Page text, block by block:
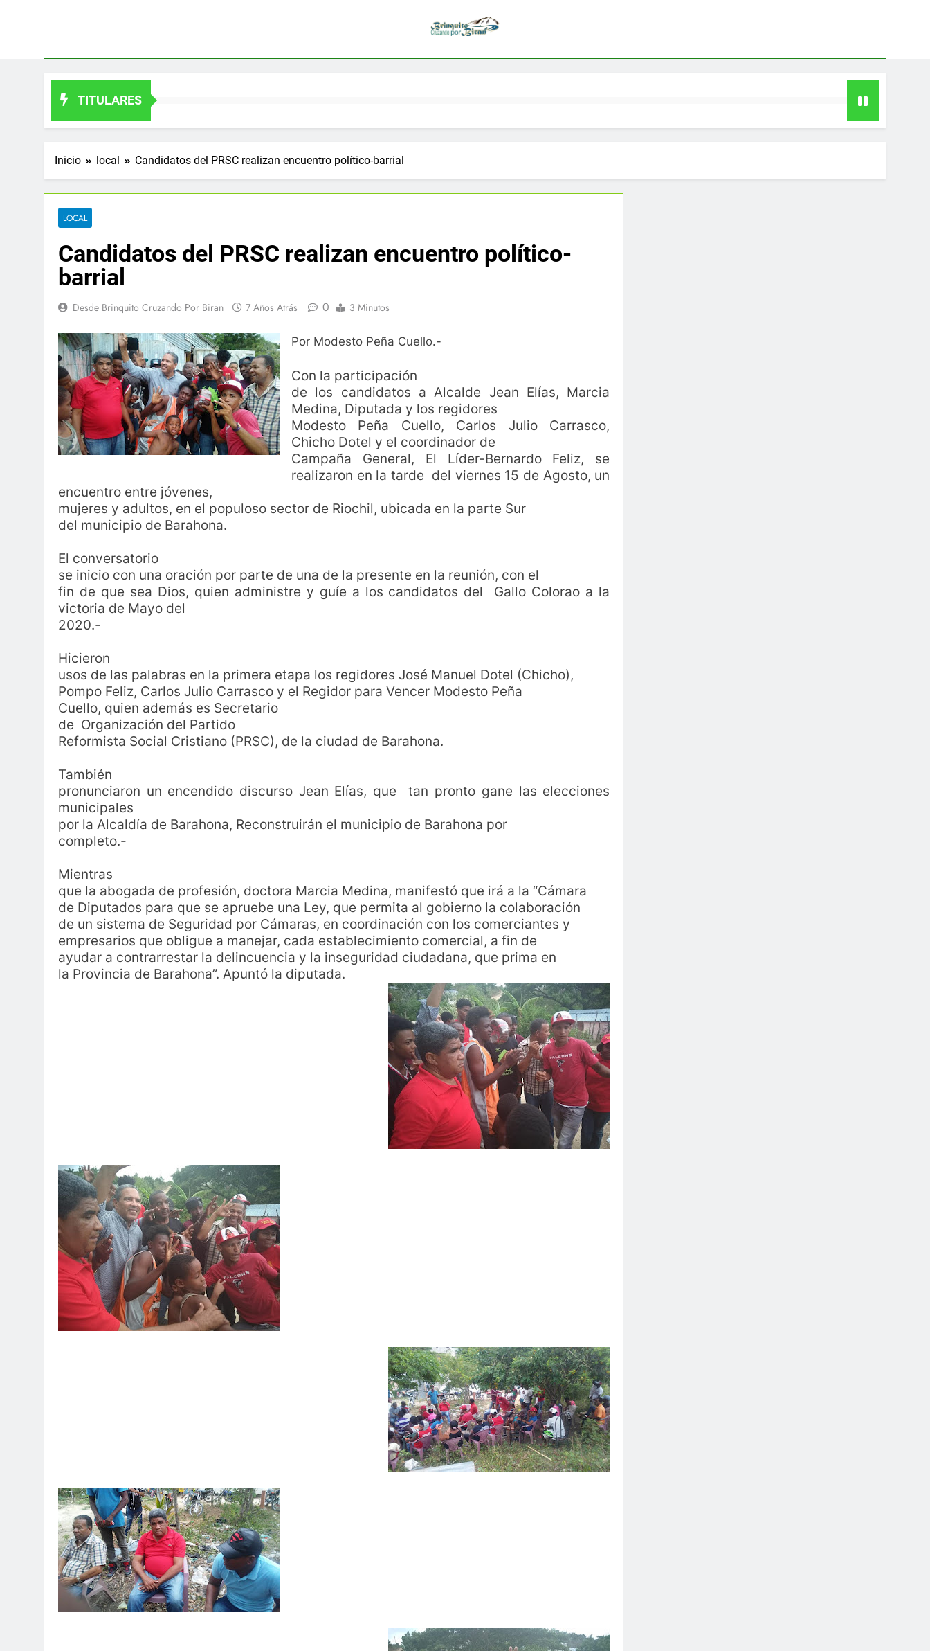
TITULARES
Inicio local Candidatos del PRSC realizan encuentro político-barrial
LOCAL
Candidatos del PRSC realizan encuentro político-
barrial
Desde Brinquito Cruzando Por Biran 7 Años Atrás 0 3 Minutos
Por Modesto Peña Cuello.-
Con la participación
de los candidatos a Alcalde Jean Elías, Marcia
Medina, Diputada y los regidores
Modesto Peña Cuello, Carlos Julio Carrasco,
Chicho Dotel y el coordinador de
Campaña General, El Líder-Bernardo Feliz, se
realizaron en la tarde del viernes 15 de Agosto, un
encuentro entre jóvenes,
mujeres y adultos, en el populoso sector de Riochil, ubicada en la parte Sur
del municipio de Barahona.
El conversatorio
se inicio con una oración por parte de una de la presente en la reunión, con el
fin de que sea Dios, quien administre y guíe a los candidatos del Gallo Colorao a la
victoria de Mayo del
2020.-
Hicieron
usos de las palabras en la primera etapa los regidores José Manuel Dotel (Chicho),
Pompo Feliz, Carlos Julio Carrasco y el Regidor para Vencer Modesto Peña
Cuello, quien además es Secretario
de Organización del Partido
Reformista Social Cristiano (PRSC), de la ciudad de Barahona.
También
pronunciaron un encendido discurso Jean Elías, que tan pronto gane las elecciones
municipales
por la Alcaldía de Barahona, Reconstruirán el municipio de Barahona por
completo.-
Mientras
que la abogada de profesión, doctora Marcia Medina, manifestó que irá a la “Cámara
de Diputados para que se apruebe una Ley, que permita al gobierno la colaboración
de un sistema de Seguridad por Cámaras, en coordinación con los comerciantes y
empresarios que obligue a manejar, cada establecimiento comercial, a fin de
ayudar a contrarrestar la delincuencia y la inseguridad ciudadana, que prima en
la Provincia de Barahona”. Apuntó la diputada.